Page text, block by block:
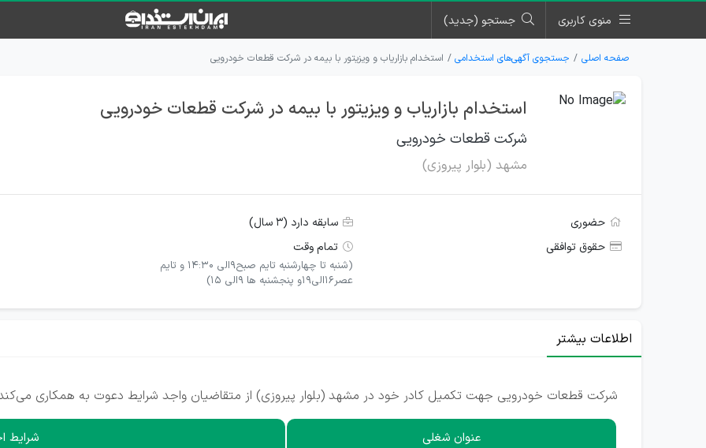
منوی کاربری جستجو (جدید)
صفحه اصلی جستجوی آگهی‌های استخدامی استخدام بازاریاب و ویزیتور با بیمه در شرکت قطعات خودرویی
استخدام بازاریاب و ویزیتور با بیمه در شرکت قطعات خودرویی
شرکت قطعات خودرویی
مشهد (بلوار پیروزی)
حضوری
سابقه دارد (۳ سال)
حقوق توافقی
تمام وقت
(شنبه تا چهارشنبه تایم صبح9الی 14:30 و تایم
عصر۱۶الی۱۹و پنجشنبه ها ۹الی 15)
اطلاعات بیشتر
شرکت قطعات خودرویی جهت تکمیل کادر خود در مشهد (بلوار پیروزی) از متقاضیان واجد شرایط دعوت به همکاری
عنوان شغلی شرایط